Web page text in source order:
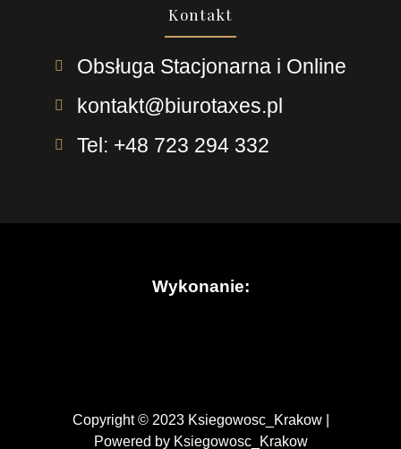
Kontakt
Obsługa Stacjonarna i Online
kontakt@biurotaxes.pl
Tel: +48 723 294 332
Wykonanie:
Copyright © 2023 Ksiegowosc_Krakow |
Powered by Ksiegowosc_Krakow